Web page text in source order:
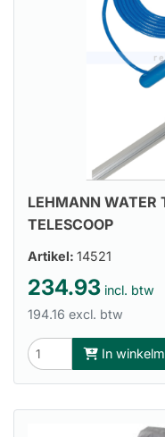
LEHMANN WATER
TELESCOOP
Artikel: 14521
234.93 incl. btw
194.16 excl. btw
In